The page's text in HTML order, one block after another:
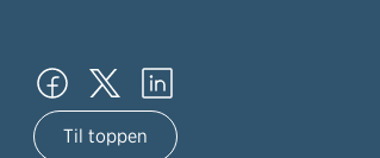
Til toppen